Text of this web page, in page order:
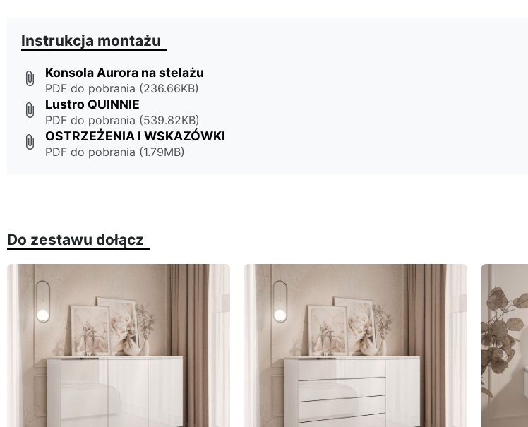
Instrukcja montażu
attach_file Konsola Aurora na stelażu
PDF do pobrania (236.66KB)
attach_file Lustro QUINNIE
PDF do pobrania (539.82KB)
attach_file OSTRZEŻENIA I WSKAZÓWKI
PDF do pobrania (1.79MB)
Do zestawu dołącz